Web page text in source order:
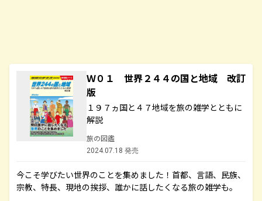
Ｗ０１ 世界２４４の国と地域 改訂
版
１９７ヵ国と４７地域を旅の雑学とともに
解説
旅の図鑑
2024.07.18 発売
今こそ学びたい世界のことを集めました！首都、言語、民族、
宗教、特長、現地の挨拶、誰かに話したくなる旅の雑学も。